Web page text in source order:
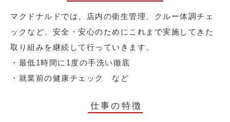
マクドナルドでは、店内の衛生管理、クルー体調チェ
ックなど、安全・安心のためにこれまで実施してきた
取り組みを継続して行っていきます。
・最低1時間に1度の手洗い徹底
・就業前の健康チェック など
仕事の特徴